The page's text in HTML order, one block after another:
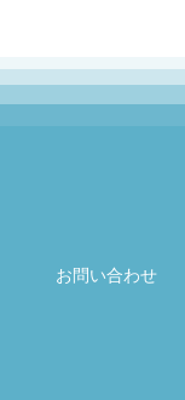
お問い合わせ